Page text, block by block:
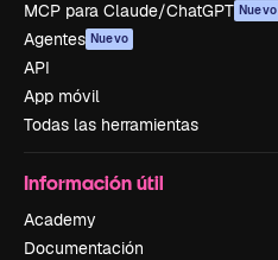
MCP para Claude/ChatGPT Nuevo
Agentes Nuevo
API
App móvil
Todas las herramientas
Información útil
Academy
Documentación